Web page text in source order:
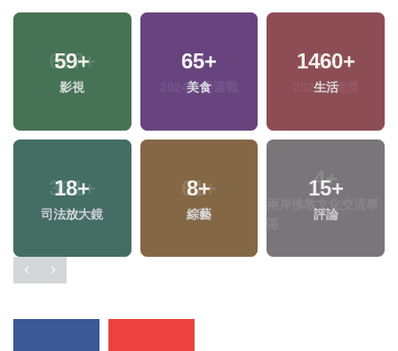
617+
綜合
30+
2024立委選戰
1+
2023金鐘獎
361+
旅遊
61+
兩岸
4+